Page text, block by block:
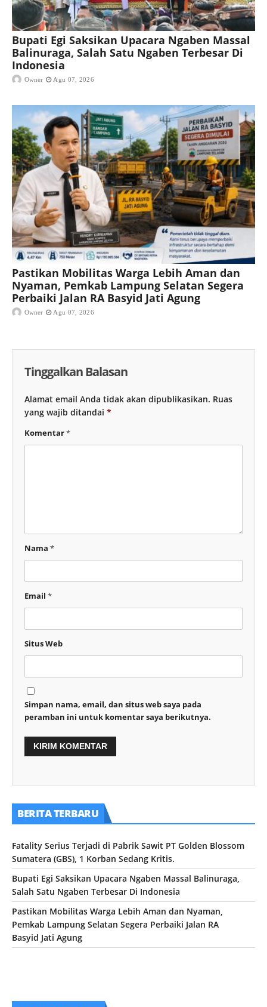
Bupati Egi Saksikan Upacara Ngaben Massal
Balinuraga, Salah Satu Ngaben Terbesar Di
Indonesia
Owner Agu 07, 2026
Pastikan Mobilitas Warga Lebih Aman dan
Nyaman, Pemkab Lampung Selatan Segera
Perbaiki Jalan RA Basyid Jati Agung
Owner Agu 07, 2026
Tinggalkan Balasan
Alamat email Anda tidak akan dipublikasikan. Ruas
yang wajib ditandai *
Komentar*
Nama *
Email *
Situs Web
Simpan nama, email, dan situs web saya pada
peramban ini untuk komentar saya berikutnya.
BERITA TERBARU
Fatality Serius Terjadi di Pabrik Sawit PT Golden Blossom
Sumatera (GBS), 1 Korban Sedang Kritis.
Bupati Egi Saksikan Upacara Ngaben Massal Balinuraga,
Salah Satu Ngaben Terbesar Di Indonesia
Pastikan Mobilitas Warga Lebih Aman dan Nyaman,
Pemkab Lampung Selatan Segera Perbaiki Jalan RA
Basyid Jati Agung